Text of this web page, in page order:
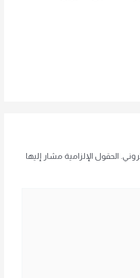
الحقول الإلزامية مشار إليها